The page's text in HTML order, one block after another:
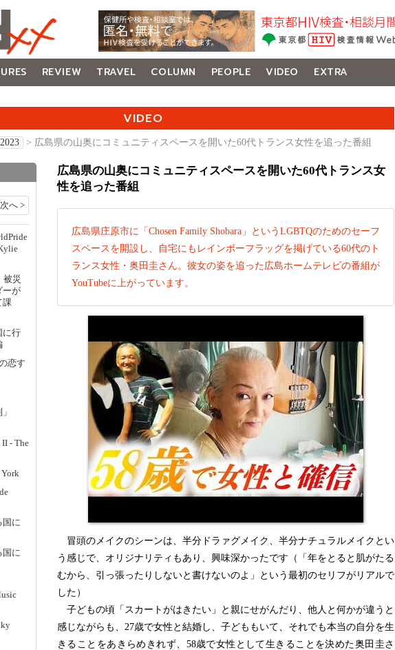
REVIEW TRAVEL COLUMN PEOPLE VIDEO
EXTRA
VIDEO
2023 > 広島県の山奥にコミュニティスペースを開いた60代トランス女性を追った番組
広島県の山奥にコミュニティスペースを開いた60代トランス女
性を追った番組
広島県庄原市に「Chosen Family Shobara」というLGBTQのためのセーフ
スペースを開設し、自宅にもレインボーフラッグを掲げている60代のト
ランス女性・奥田圭さん。彼女の姿を追った広島ホームテレビの番組が
YouTubeに上がっています。
冒頭のメイクのシーンは、半分ドラァグメイク、半分ナチュラルメイクとい
う感じで、オリジナリティもあり、興味深かったです（「年をとると肌がたる
むから、引っ張ったりしないと書けないのよ」という最初のセリフがリアルで
した）
子どもの頃「スカートがはきたい」と親にせがんだり、他人と何かが違うと
感じながらも、27歳で女性と結婚し、子どももいて、それでも本当の自分を生
きることをあきらめきれず、58歳で女性として生きることを決めた奥田圭さ
次へ >
被災
ーが
課
に行
恋す
II - The
国に
国に